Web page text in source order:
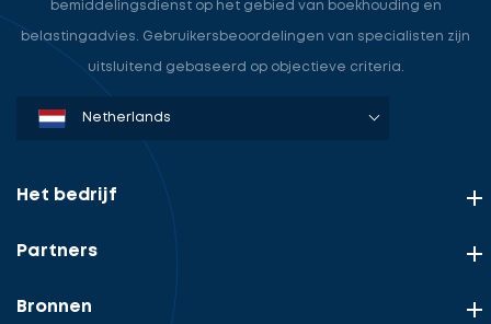
bemiddelingsdienst op het gebied van boekhouding en
belastingadvies. Gebruikersbeoordelingen van specialisten zijn
uitsluitend gebaseerd op objectieve criteria.
Denmark
Sweden
Norway
Netherlands
Germany
USA
Het bedrijf
Partners
Bronnen